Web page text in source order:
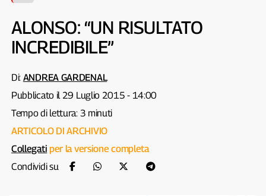
ALONSO: “UN RISULTATO
INCREDIBILE”
Di: ANDREA GARDENAL
Pubblicato il 29 Luglio 2015 - 14:00
Tempo di lettura: 3 minuti
ARTICOLO DI ARCHIVIO
Collegati per la versione completa
Condividi su